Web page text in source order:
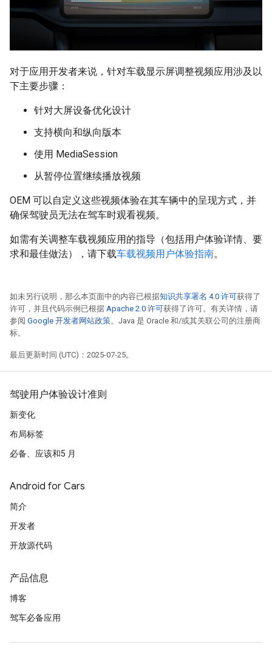
对于应用开发者来说，针对车载显示屏调整视频应用涉及以
下主要步骤：
针对大屏设备优化设计
支持横向和纵向版本
使用 MediaSession
从暂停位置继续播放视频
OEM 可以自定义这些视频体验在其车辆中的呈现方式，并
确保驾驶员无法在驾车时观看视频。
如需有关调整车载视频应用的指导（包括用户体验详情、要
求和最佳做法），请下载车载视频用户体验指南。
如未另行说明，那么本页面中的内容已根据知识共享署名 4.0 许可获得了
许可，并且代码示例已根据 Apache 2.0 许可获得了许可。有关详情，请
参阅 Google 开发者网站政策。Java 是 Oracle 和/或其关联公司的注册商
标。
最后更新时间 (UTC)：2025-07-25。
驾驶用户体验设计准则
新变化
布局标签
必备、应该和5 月
Android for Cars
简介
开发者
开放源代码
产品信息
博客
驾车必备应用